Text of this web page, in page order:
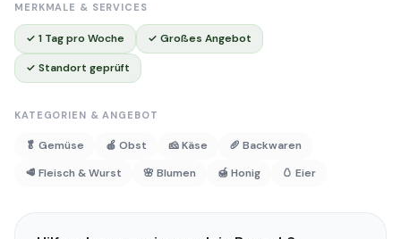
MERKMALE & SERVICES
✓ 1 Tag pro Woche ✓ Großes Angebot
✓ Standort geprüft
KATEGORIEN & ANGEBOT
🥬 Gemüse 🍎 Obst 🧀 Käse
🥖 Backwaren
🥩 Fleisch & Wurst
🌸 Blumen 🍯 Honig 🥚 Eier